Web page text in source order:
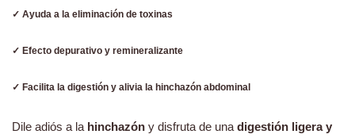
✓ Ayuda a la eliminación de toxinas
✓ Efecto depurativo y remineralizante
✓ Facilita la digestión y alivia la hinchazón abdominal
Dile adiós a la hinchazón y disfruta de una digestión ligera y